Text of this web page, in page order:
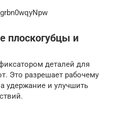
плоскогубцы и
деталей для
Это разрешает рабочему
удержание и улучшить